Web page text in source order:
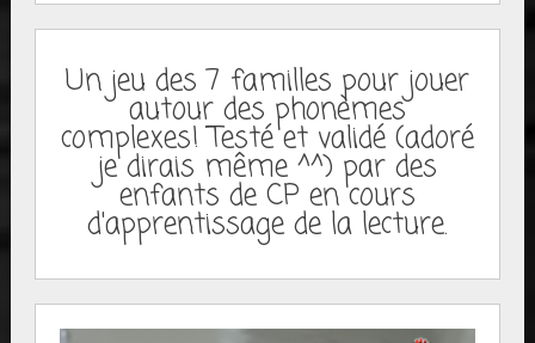
Un jeu des 7 familles pour jouer
autour des phonèmes
complexes! Testé et validé (adoré
je dirais même ^^) par des
enfants de CP en cours
d'apprentissage de la lecture.